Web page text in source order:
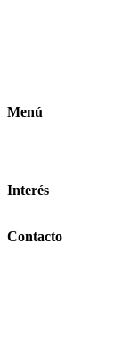
Menú
Interés
Contacto